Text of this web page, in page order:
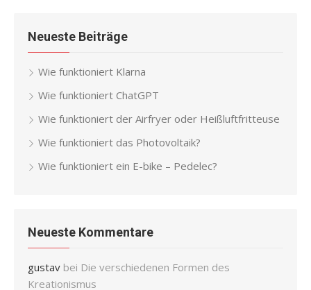
Neueste Beiträge
Wie funktioniert Klarna
Wie funktioniert ChatGPT
Wie funktioniert der Airfryer oder Heißluftfritteuse
Wie funktioniert das Photovoltaik?
Wie funktioniert ein E-bike – Pedelec?
Neueste Kommentare
gustav bei Die verschiedenen Formen des
Kreationismus